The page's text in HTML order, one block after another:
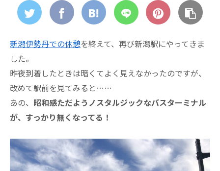
新潟伊勢丹での休憩を終えて、再び新潟駅にやってきま
した。
昨夜到着したときは暗くてよく見えなかったのですが、
改めて駅前を見てみると……
あの、 昭和感ただようノスタルジックなバスターミナル
が、すっかり無くなってる！